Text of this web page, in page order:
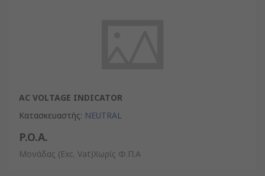
AC VOLTAGE INDICATOR
Κατασκευαστής: NEUTRAL
P.O.A.
Μονάδας (Exc. Vat)Χωρίς Φ.Π.Α